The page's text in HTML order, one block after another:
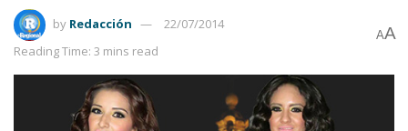
by Redacción
22/07/2014
Reading Time: 3 mins read
AA